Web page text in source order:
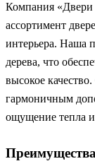
Компания «Двери
ассортимент
интерьера. Наша
дерева, что
высокое
гармоничным
ощущение тепла